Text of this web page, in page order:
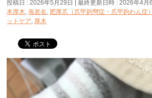
投稿日 : 2026年5月29日 最終更新日時 : 2026年4月
本厚木,海老名 , 肥厚爪（爪甲鉤彎症・爪甲鉤わん症）
ットケア, 厚木